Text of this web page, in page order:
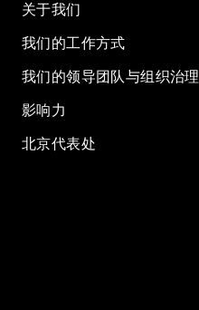
关于我们
我们的工作方式
我们的领导团队与组织治理
影响力
北京代表处